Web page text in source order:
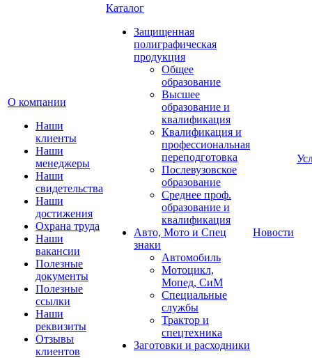
О компании
Наши
клиенты
Наши
менеджеры
Наши
свидетельства
Наши
достижения
Охрана труда
Наши
вакансии
Полезные
документы
Полезные
ссылки
Наши
реквизиты
Отзывы
клиентов
Каталог
Защищенная
полиграфическая
продукция
Общее
образование
Высшее
образование и
квалификация
Квалификация и
профессиональная
переподготовка
Послевузовское
образование
Среднее проф.
образование и
квалификация
Авто, Мото и Спец
знаки
Автомобиль
Мотоцикл,
Мопед, СиМ
Специальные
службы
Трактор и
спецтехника
Заготовки и расходники
Новости